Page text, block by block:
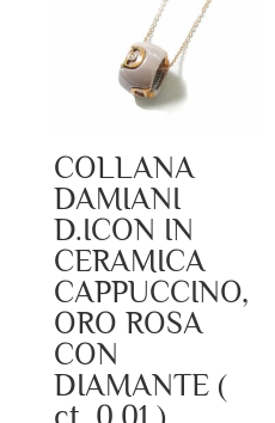
COLLANA
DAMIANI
D.ICON IN
CERAMICA
CAPPUCCINO,
ORO ROSA
CON
DIAMANTE (
ct. 0,01 )